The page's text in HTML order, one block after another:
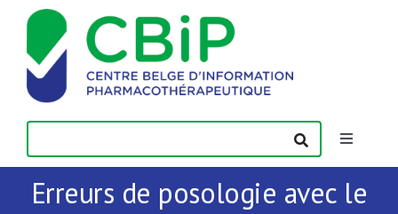
Passer
contenu
Toggle
Actualités
Erreurs de posologie avec le